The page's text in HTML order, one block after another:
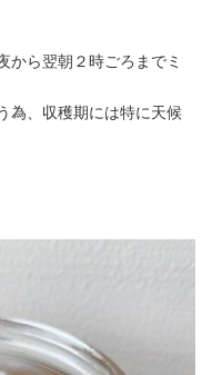
から翌朝２時ごろまでミ
為、収穫期には特に天候